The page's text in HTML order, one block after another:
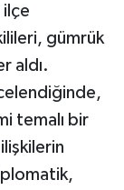
ilçe
gümrük
aldı.
temalı bir